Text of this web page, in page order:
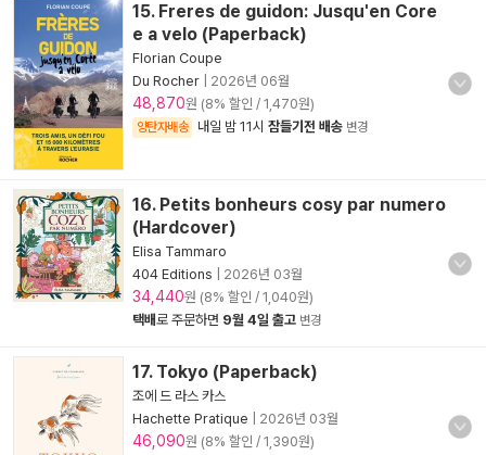
15. Freres de guidon: Jusqu'en Core
e a velo (Paperback)
Florian Coupe
Du Rocher
2026년 06월
48,870원 (8% 할인 / 1,470원)
양탄자배송 내일 밤 11시 잠들기전 배송 변경
16. Petits bonheurs cosy par numero
(Hardcover)
Elisa Tammaro
404 Editions
2026년 03월
34,440원 (8% 할인 / 1,040원)
택배로 주문하면 9월 4일 출고 변경
17. Tokyo (Paperback)
조에 드 라스 카스
Hachette Pratique
2026년 03월
46,090원 (8% 할인 / 1,390원)